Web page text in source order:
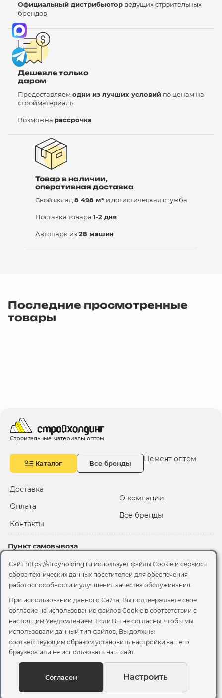
Официальный дистрибьютор ведущих строительных
брендов
Дешевле только
даром
Предоставляем одни из лучших условий по ценам на
стройматериалы
Возможна рассрочка
Товар в наличии,
оперативная доставка
Свой склад8 498 м² и логистическая служба
Поставка товара 1-2 дня
Автопарк из 28 машин
Последние просмотренные
товары
Строительные материалы оптом
Каталог Все бренды Цемент оптом
Доставка
Оплата
Контакты
О компании
Все бренды
Пункт самовывоза
2-й Иртышский проезд,
территория 2А стр.3
Офис
Москва, ул. Вятская, 49с1
© 2026 Стройхолдинг | г. Москва
Договор оферта
Вы можете отозвать своё согласие, написав на
sales@stroyholding.ru
Сайт https://stroyholding.ru использует файлы Cookie и сервисы
сбора технических данных посетителей для обеспечения
работоспособности и улучшения качества обслуживания.
При использовании данного Сайта, Вы подтверждаете свое
согласие на использование файлов Cookie в соответствии с
настоящим Уведомлением. Если Вы не согласны, чтобы мы
использовали данный тип файлов, Вы должны
соответствующим образом установить настройки вашего
браузера или не использовать наш сайт.
Согласен Настроить